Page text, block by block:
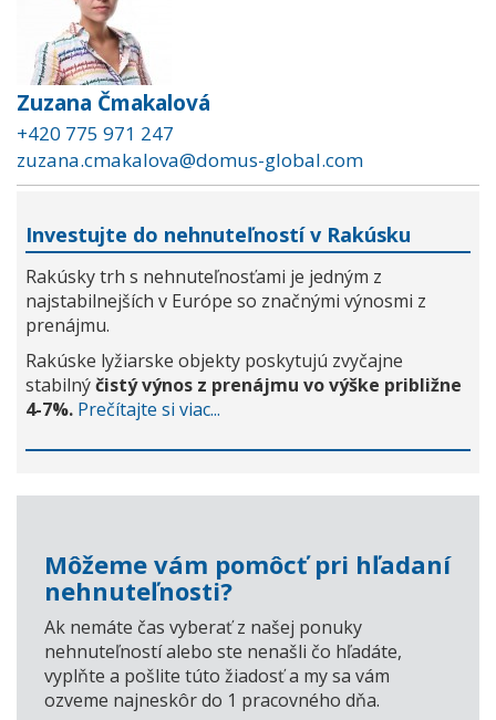
Zuzana Čmakalová
+420 775 971 247
zuzana.cmakalova@domus-global.com
Investujte do nehnuteľností v Rakúsku
Rakúsky trh s nehnuteľnosťami je jedným z
najstabilnejších v Európe so značnými výnosmi z
prenájmu.
Rakúske lyžiarske objekty poskytujú zvyčajne
stabilnýčistý výnos z prenájmu vo výške približne
4-7%. Prečítajte si viac...
Môžeme vám pomôcť pri hľadaní
nehnuteľnosti?
Ak nemáte čas vyberať z našej ponuky
nehnuteľností alebo ste nenašli čo hľadáte,
vyplňte a pošlite túto žiadosť a my sa vám
ozveme najneskôr do 1 pracovného dňa.